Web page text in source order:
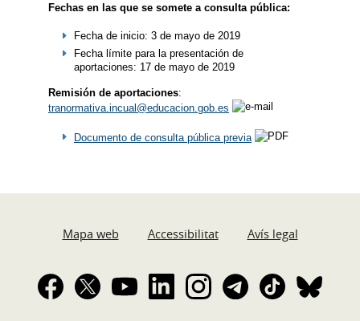
Fechas en las que se somete a consulta pública:
Fecha de inicio: 3 de mayo de 2019
Fecha límite para la presentación de
aportaciones: 17 de mayo de 2019
Remisión de aportaciones:
tranormativa.incual@educacion.gob.es
Documento de consulta pública previa
Mapa web Accessibilitat Avís legal